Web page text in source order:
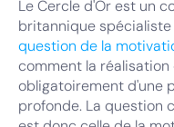
Le Cercle d'Or est un
britannique
question de la
comment la
obligatoirement d'une
profonde. La question